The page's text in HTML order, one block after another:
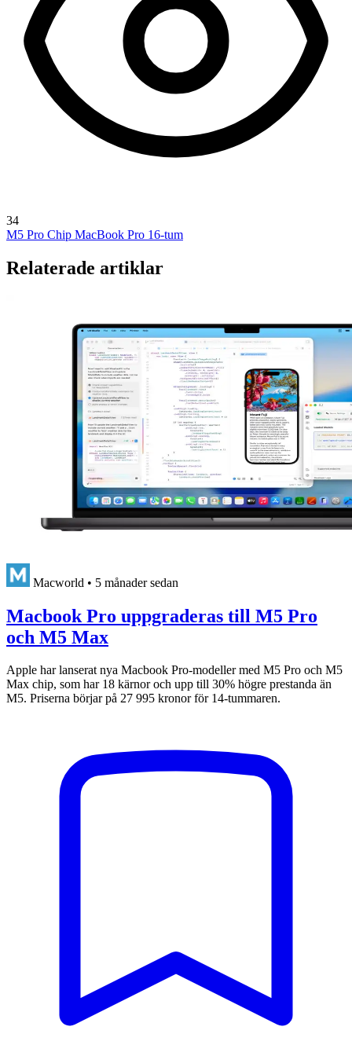
34
M5 Pro Chip MacBook Pro 16-tum
Relaterade artiklar
Macworld • 5 månader sedan
Macbook Pro uppgraderas till M5 Pro
och M5 Max
Apple har lanserat nya Macbook Pro-modeller med M5 Pro och M5
Max chip, som har 18 kärnor och upp till 30% högre prestanda än
M5. Priserna börjar på 27 995 kronor för 14-tummaren.